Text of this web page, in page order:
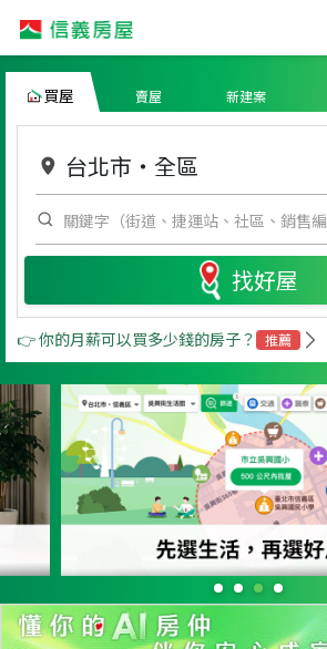
買屋 賣屋 新建案
台北市 ・ 全區
找好屋
👉 你的月薪可以買多少錢的房子？ 推薦